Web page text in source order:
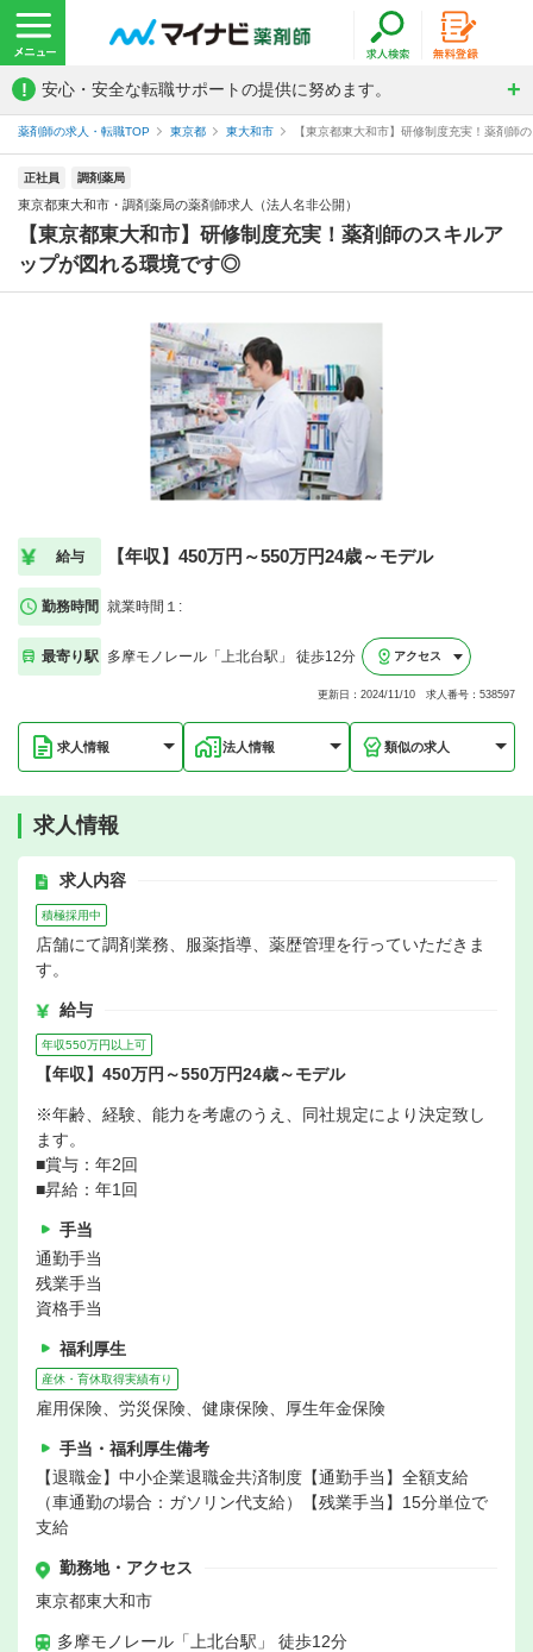
! 安心・安全な転職サポートの提供に努めます。
薬剤師の求人・転職TOP 東京都 東大和市 【東京都東大和市】研修制度充実！薬剤
正社員 調剤薬局
東京都東大和市・調剤薬局の薬剤師求人（法人名非公開）
【東京都東大和市】研修制度充実！薬剤師のスキルア
ップが図れる環境です◎
給与 【年収】450万円～550万円24歳～モデル
勤務時間 就業時間１:
最寄り駅 多摩モノレール「上北台駅」 徒歩12分 アクセス
更新日：2024/11/10 求人番号：538597
求人情報 法人情報 類似の求人
求人情報
求人内容
積極採用中
店舗にて調剤業務、服薬指導、薬歴管理を行っていただきま
す。
給与
年収550万円以上可
【年収】450万円～550万円24歳～モデル
※年齢、経験、能力を考慮のうえ、同社規定により決定致し
ます。
■賞与：年2回
■昇給：年1回
手当
通勤手当
残業手当
資格手当
福利厚生
産休・育休取得実績有り
雇用保険、労災保険、健康保険、厚生年金保険
手当・福利厚生備考
【退職金】中小企業退職金共済制度【通勤手当】全額支給
（車通勤の場合：ガソリン代支給）【残業手当】15分単位で
支給
勤務地・アクセス
東京都東大和市
多摩モノレール「上北台駅」 徒歩12分